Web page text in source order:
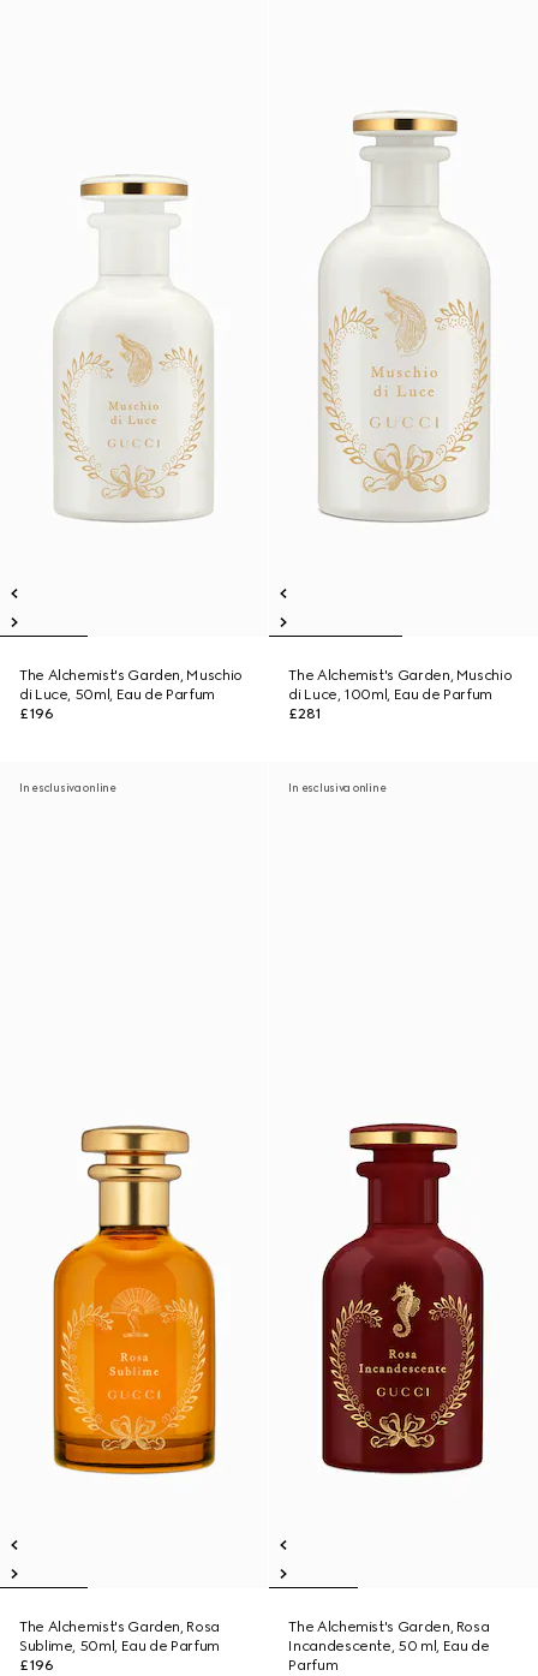
The Alchemist's Garden, Muschio
di Luce, 50ml, Eau de Parfum
£196
The Alchemist's Garden, Muschio
di Luce, 100ml, Eau de Parfum
£281
In esclusiva online
The Alchemist's Garden, Rosa
Sublime, 50ml, Eau de Parfum
£196
In esclusiva online
The Alchemist's Garden, Rosa
Incandescente, 50 ml, Eau de
Parfum